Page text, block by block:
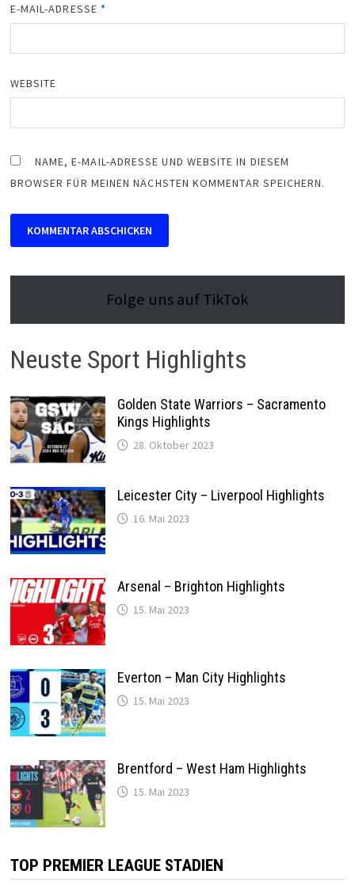
E-MAIL-ADRESSE *
WEBSITE
NAME, E-MAIL-ADRESSE UND WEBSITE IN DIESEM
BROWSER FÜR MEINEN NÄCHSTEN KOMMENTAR SPEICHERN.
Folge uns auf TikTok
Neuste Sport Highlights
Golden State Warriors – Sacramento
Kings Highlights
28. Oktober 2023
Leicester City – Liverpool Highlights
16. Mai 2023
Arsenal – Brighton Highlights
15. Mai 2023
Everton – Man City Highlights
15. Mai 2023
Brentford – West Ham Highlights
15. Mai 2023
TOP PREMIER LEAGUE STADIEN